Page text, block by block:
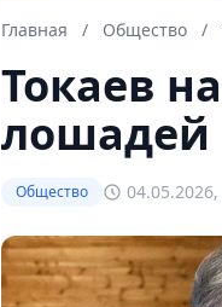
Главная / Общество /
Токаев
лошадей
Общество 04.05.2026,